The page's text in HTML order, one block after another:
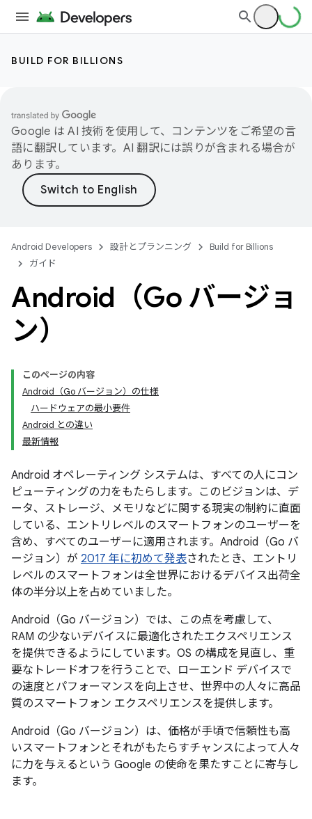
BUILD FOR BILLIONS
Google は AI 技術を使用して、コンテンツをご希望の言
語に翻訳しています。AI 翻訳には誤りが含まれる場合が
あります。
Android Developers 設計とプランニング
Build for Billions
ガイド
Android（Go バージョ
ン）
このページの内容
Android（Go バージョン）の仕様
ハードウェアの最小要件
Android との違い
最新情報
Android オペレーティング システムは、すべての人にコン
ピューティングの力をもたらします。このビジョンは、デ
ータ、ストレージ、メモリなどに関する現実の制約に直面
している、エントリレベルのスマートフォンのユーザーを
含め、すべてのユーザーに適用されます。Android（Go バ
ージョン）が 2017 年に初めて発表されたとき、エントリ
レベルのスマートフォンは全世界におけるデバイス出荷全
体の半分以上を占めていました。
Android（Go バージョン）では、この点を考慮して、
RAM の少ないデバイスに最適化されたエクスペリエンス
を提供できるようにしています。OS の構成を見直し、重
要なトレードオフを行うことで、ローエンド デバイスで
の速度とパフォーマンスを向上させ、世界中の人々に高品
質のスマートフォン エクスペリエンスを提供します。
Android（Go バージョン）は、価格が手頃で信頼性も高
いスマートフォンとそれがもたらすチャンスによって人々
に力を与えるという Google の使命を果たすことに寄与し
ます。